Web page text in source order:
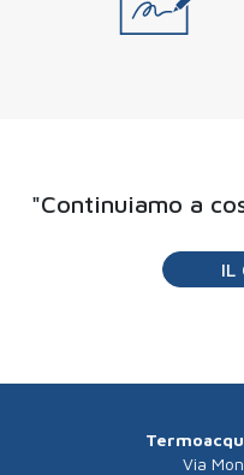
"Continuiamo a
IL
Via